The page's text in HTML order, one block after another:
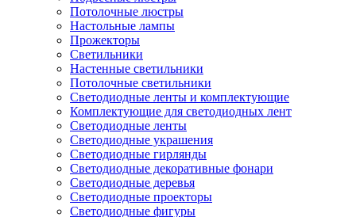
Потолочные люстры
Настольные лампы
Прожекторы
Светильники
Настенные светильники
Потолочные светильники
Светодиодные ленты и комплектующие
Комплектующие для светодиодных лент
Светодиодные ленты
Светодиодные украшения
Светодиодные гирлянды
Светодиодные декоративные фонари
Светодиодные деревья
Светодиодные проекторы
Светодиодные фигуры